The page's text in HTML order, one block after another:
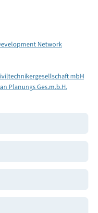
Network
mbH
Planungs Ges.m.b.H.